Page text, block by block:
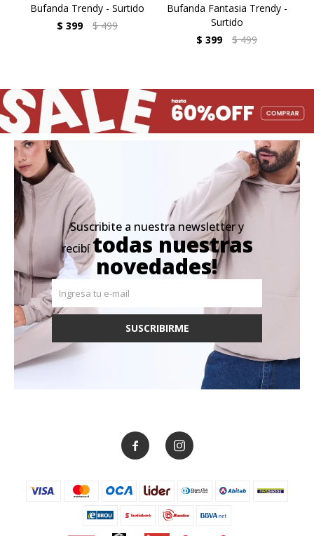
Bufanda Trendy - Surtido
$ 399 $ 499
Bufanda Fantasia Trendy -
Surtido
$ 399 $ 499
Suscribite a nuestra newsletter y
recibítodas nuestras
novedades!
SUSCRIBIRME
 